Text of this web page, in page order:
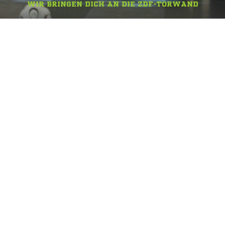
WIR BRINGEN DICH AN DIE ZDF-TORWAND